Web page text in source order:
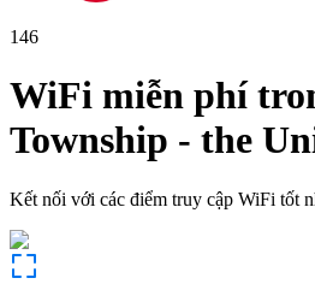
146
WiFi miễn phí
Township - the
Kết nối với các điểm truy cập WiFi tốt